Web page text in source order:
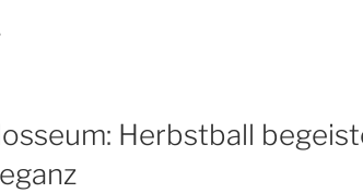
Herbstball